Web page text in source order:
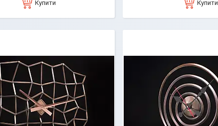
Купити Купити